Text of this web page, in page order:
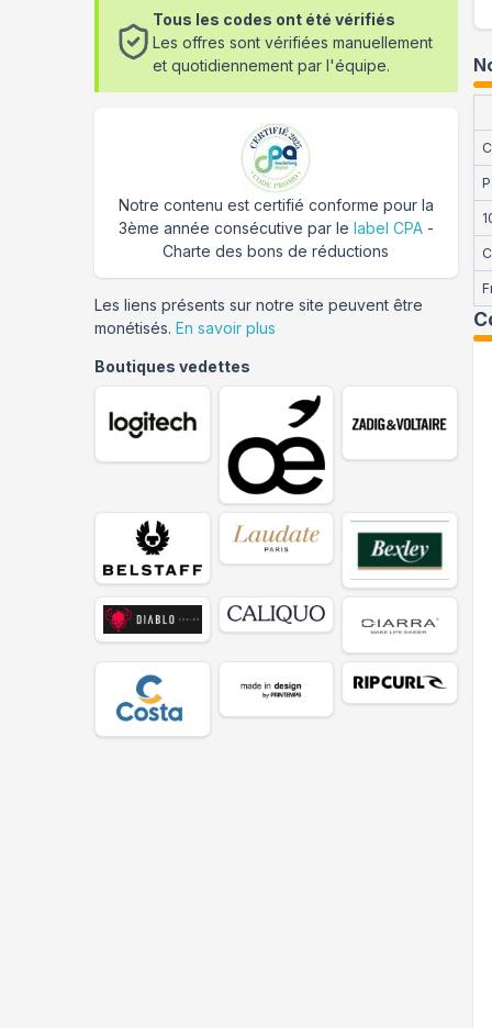
Tous les codes ont été vérifiés
Les offres sont vérifiées manuellement
et quotidiennement par l'équipe.
Notre contenu est certifié conforme pour la
3ème année consécutive par le label CPA-
Charte des bons de réductions
Les liens présents sur notre site peuvent être
monétisés. En savoir plus
Boutiques vedettes